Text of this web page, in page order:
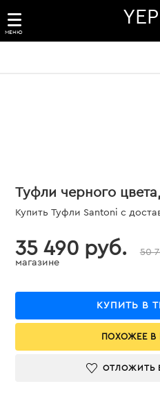
МЕНЮ
Туфли черного
Купить Туфли Santoni с
35 490 руб. 50
магазине
КУПИТЬ В
ПОХОЖЕЕ В
ОТЛОЖИТЬ